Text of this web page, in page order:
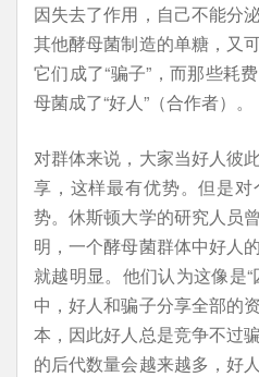
因失去了作用，自己不能分
其他酵母菌制造的单糖，又
它们成了“骗子”，而那些耗
母菌成了“好人”（合作者）。
对群体来说，大家当好人彼
享，这样最有优势。但是
势。休斯顿大学的研究人员
明，一个酵母菌群体中好人
就越明显。他们认为这像是
中，好人和骗子分享全部的
本，因此好人总是竞争不过
的后代数量会越来越多，好